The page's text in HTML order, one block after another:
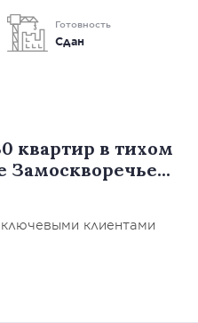
Готовность
Сдан
квартир в тихом
Замоскворечье...
клиентами